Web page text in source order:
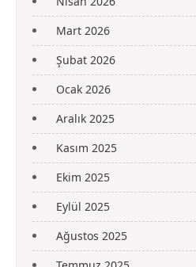
Mart 2026
Şubat 2026
Ocak 2026
Aralık 2025
Kasım 2025
Ekim 2025
Eylül 2025
Ağustos 2025